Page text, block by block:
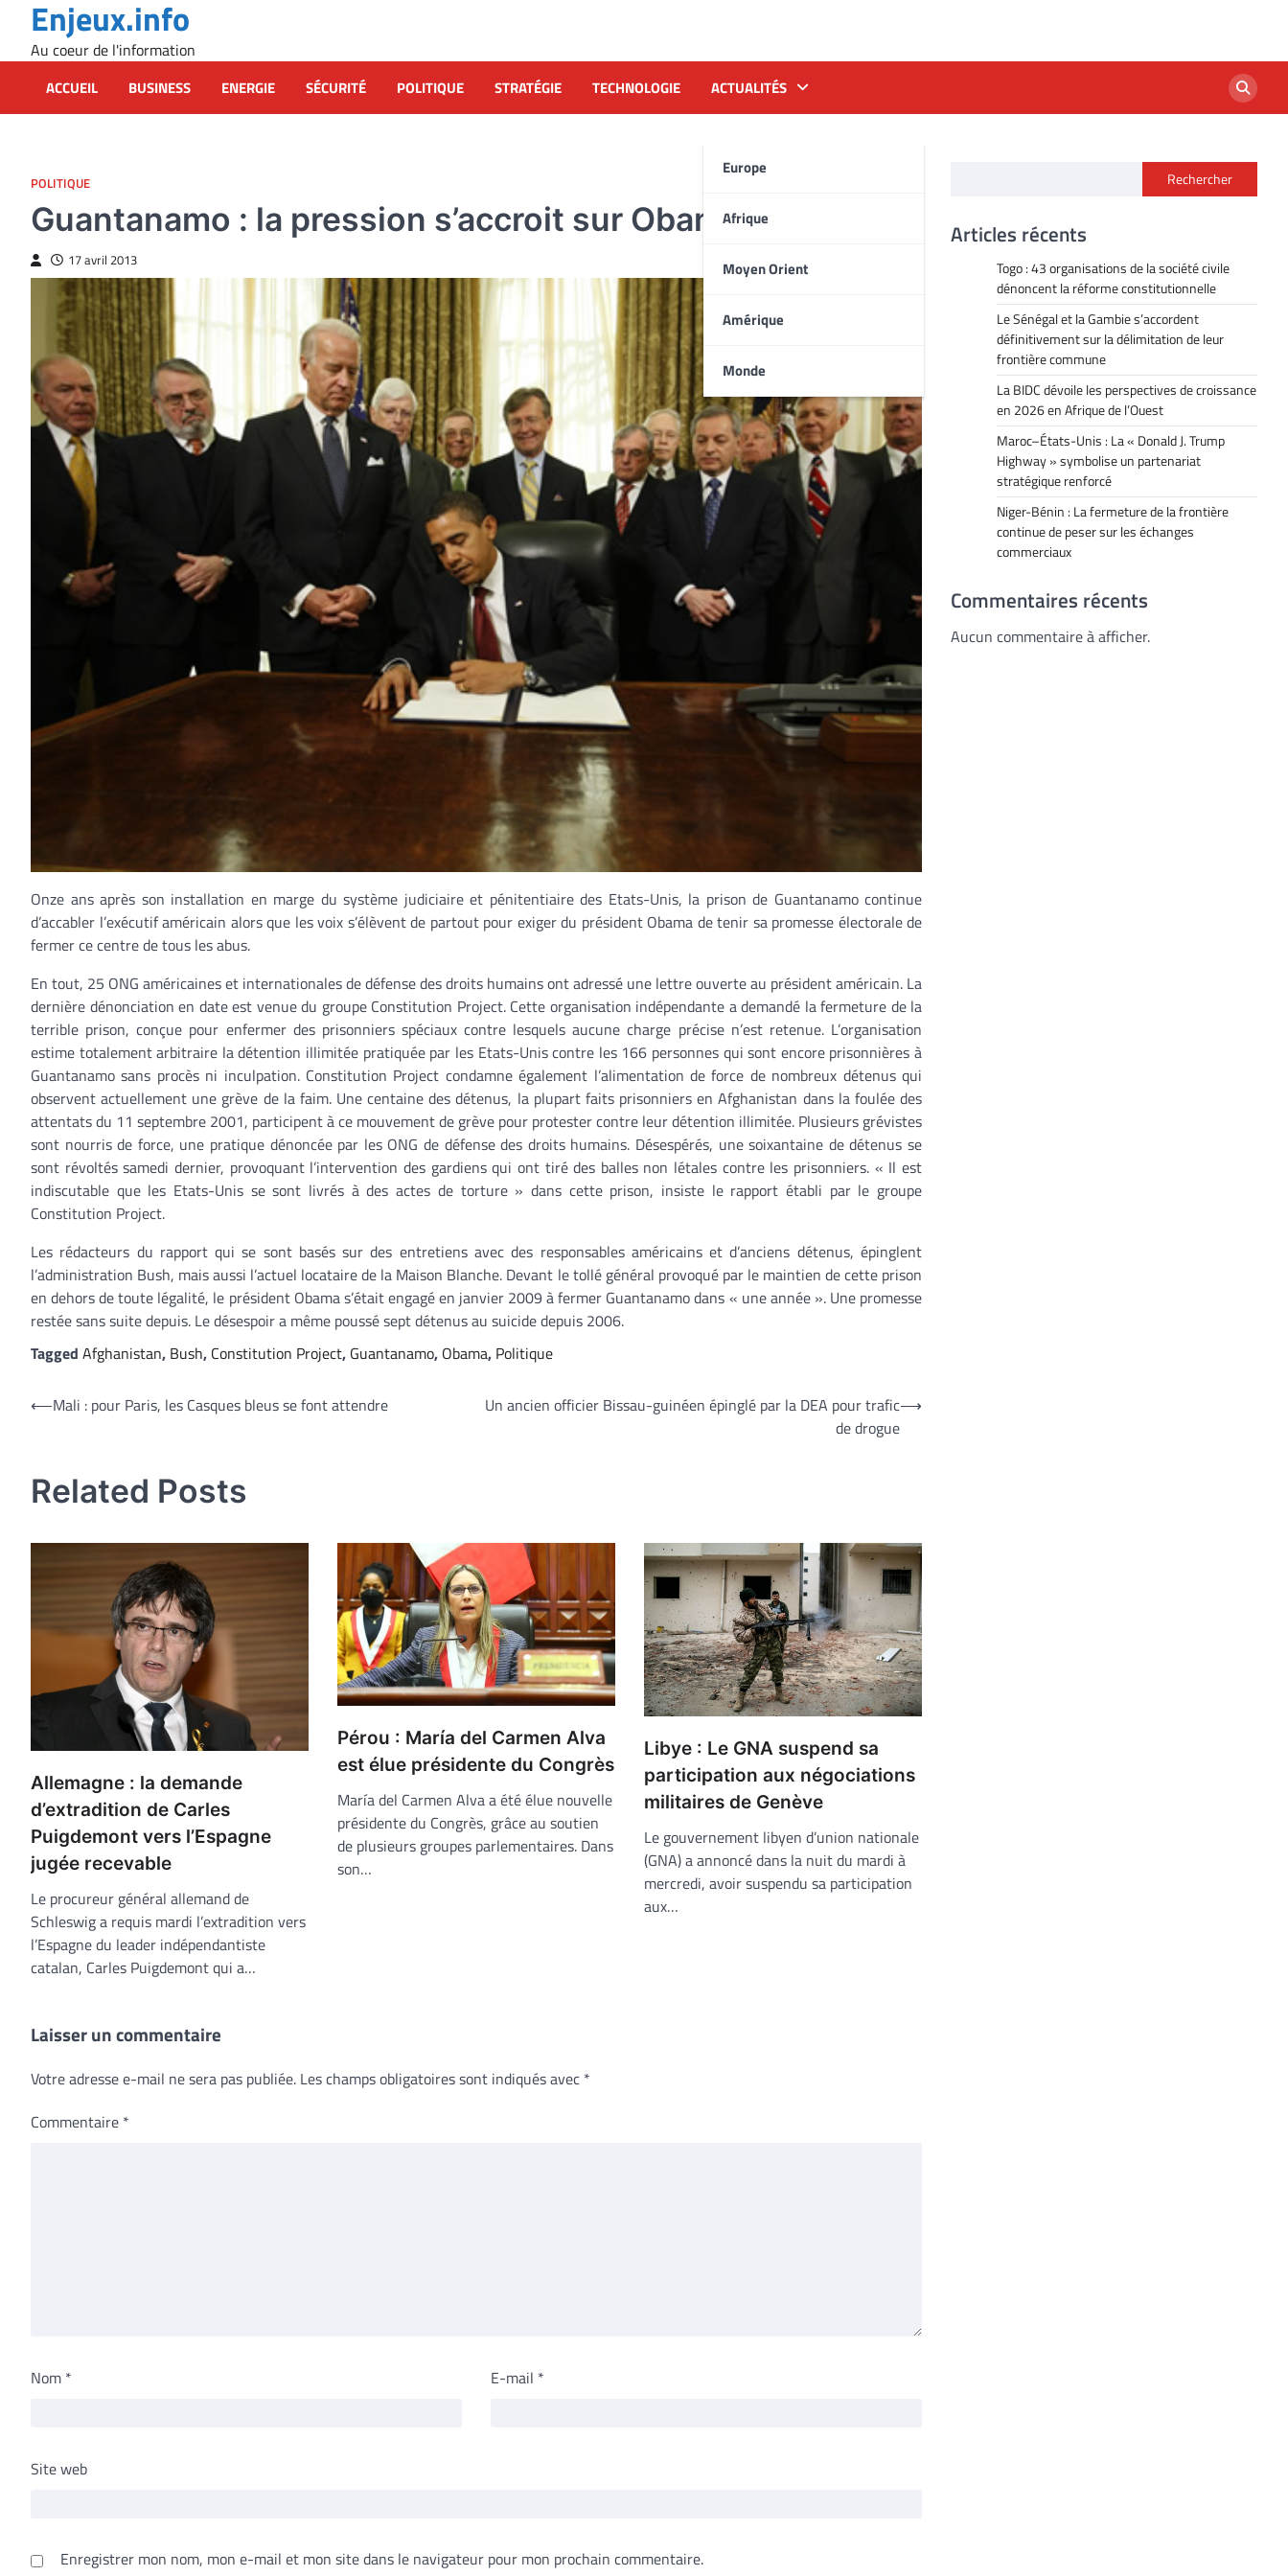
content
Enjeux.info
Au coeur de l'information
ACCUEIL BUSINESS ENERGIE SÉCURITÉ POLITIQUE STRATÉGIE TECHNOLOGIE ACTUALITÉS
Europe
Afrique
Moyen Orient
Amérique
Monde
POLITIQUE
Guantanamo : la pression s’accroit sur Obama
17 avril 2013
Onze ans après son installation en marge du système judiciaire et pénitentiaire des Etats-Unis, la prison de Guantanamo continue
d’accabler l’exécutif américain alors que les voix s’élèvent de partout pour exiger du président Obama de tenir sa promesse électorale de
fermer ce centre de tous les abus.
En tout, 25 ONG américaines et internationales de défense des droits humains ont adressé une lettre ouverte au président américain. La
dernière dénonciation en date est venue du groupe Constitution Project. Cette organisation indépendante a demandé la fermeture de la
terrible prison, conçue pour enfermer des prisonniers spéciaux contre lesquels aucune charge précise n’est retenue. L’organisation
estime totalement arbitraire la détention illimitée pratiquée par les Etats-Unis contre les 166 personnes qui sont encore prisonnières à
Guantanamo sans procès ni inculpation. Constitution Project condamne également l’alimentation de force de nombreux détenus qui
observent actuellement une grève de la faim. Une centaine des détenus, la plupart faits prisonniers en Afghanistan dans la foulée des
attentats du 11 septembre 2001, participent à ce mouvement de grève pour protester contre leur détention illimitée. Plusieurs grévistes
sont nourris de force, une pratique dénoncée par les ONG de défense des droits humains. Désespérés, une soixantaine de détenus se
sont révoltés samedi dernier, provoquant l’intervention des gardiens qui ont tiré des balles non létales contre les prisonniers. « Il est
indiscutable que les Etats-Unis se sont livrés à des actes de torture » dans cette prison, insiste le rapport établi par le groupe
Constitution Project.
Les rédacteurs du rapport qui se sont basés sur des entretiens avec des responsables américains et d’anciens détenus, épinglent
l’administration Bush, mais aussi l’actuel locataire de la Maison Blanche. Devant le tollé général provoqué par le maintien de cette prison
en dehors de toute légalité, le président Obama s’était engagé en janvier 2009 à fermer Guantanamo dans « une année ». Une promesse
restée sans suite depuis. Le désespoir a même poussé sept détenus au suicide depuis 2006.
Tagged Afghanistan, Bush, Constitution Project, Guantanamo, Obama, Politique
Navigation
⟵Mali : pour Paris, les Casques bleus se font attendre
Un ancien officier Bissau-guinéen épinglé par la DEA pour trafic
de drogue
⟶
Related Posts
Allemagne : la demande
d’extradition de Carles
Puigdemont vers l’Espagne
jugée recevable
Le procureur général allemand de
Schleswig a requis mardi l’extradition vers
l’Espagne du leader indépendantiste
catalan, Carles Puigdemont qui a…
Pérou : María del Carmen Alva
est élue présidente du Congrès
María del Carmen Alva a été élue nouvelle
présidente du Congrès, grâce au soutien
de plusieurs groupes parlementaires. Dans
son…
Libye : Le GNA suspend sa
participation aux négociations
militaires de Genève
Le gouvernement libyen d’union nationale
(GNA) a annoncé dans la nuit du mardi à
mercredi, avoir suspendu sa participation
aux…
Laisser un commentaire
Votre adresse e-mail ne sera pas publiée. Les champs obligatoires sont indiqués avec *
Commentaire *
Nom * E-mail *
Site web
Enregistrer mon nom, mon e-mail et mon site dans le navigateur pour mon prochain commentaire.
Rechercher
Articles récents
Togo : 43 organisations de la société civile
dénoncent la réforme constitutionnelle
Le Sénégal et la Gambie s’accordent
définitivement sur la délimitation de leur
frontière commune
La BIDC dévoile les perspectives de croissance
en 2026 en Afrique de l’Ouest
Maroc–États-Unis : La « Donald J. Trump
Highway » symbolise un partenariat
stratégique renforcé
Niger-Bénin : La fermeture de la frontière
continue de peser sur les échanges
commerciaux
Commentaires récents
Aucun commentaire à afficher.